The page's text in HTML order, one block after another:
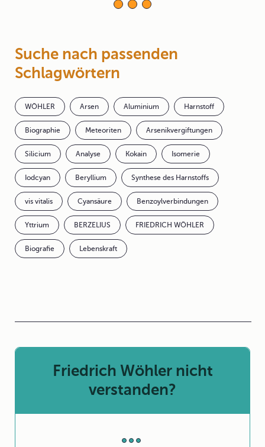
Suche nach passenden
Schlagwörtern
WÖHLER Arsen Aluminium Harnstoff
Biographie Meteoriten Arsenikvergiftungen
Silicium Analyse Kokain Isomerie
Iodcyan Beryllium Synthese des Harnstoffs
vis vitalis Cyansäure Benzoylverbindungen
Yttrium BERZELIUS FRIEDRICH WÖHLER
Biografie Lebenskraft
Friedrich Wöhler nicht
verstanden?